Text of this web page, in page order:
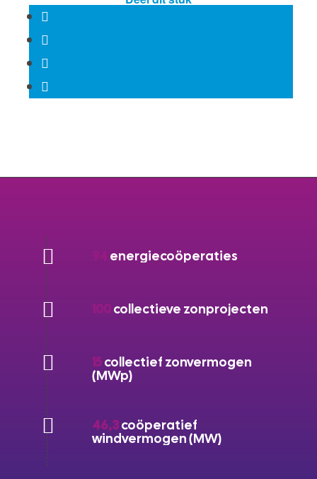
energiecoöperaties
100collectieve zonprojecten
15collectief zonvermogen
(MWp)
46,3coöperatief
windvermogen (MW)